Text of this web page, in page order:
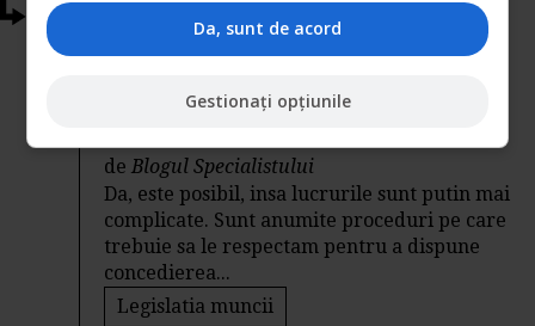
Articole conexe
performanta poate duce la concedierea
deBlogul Specialistului
Da, este posibil, insa lucrurile sunt putin mai
complicate. Sunt anumite proceduri pe care
trebuie sa le respectam pentru a dispune
concedierea...
Legislatia muncii
Da, sunt de acord
Gestionați opțiunile